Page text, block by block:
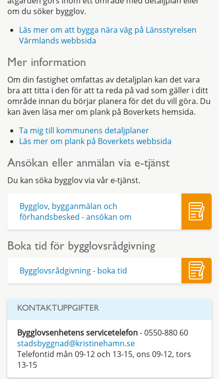
om du söker bygglov.
Läs mer om att bygga nära väg på Länsstyrelsen
Värmlands webbsida
Mer information
Om din fastighet omfattas av detaljplan kan det vara
bra att titta i den för att ta reda på vad som gäller i ditt
område innan du börjar planera för det du vill göra. Du
kan även läsa mer om plank på Boverkets hemsida.
Ta mig till kommunens detaljplaner
Läs mer om plank på Boverkets webbsida
Ansökan eller anmälan via e-tjänst
Du kan söka bygglov via vår e-tjänst.
Bygglov, bygganmälan och
förhandsbesked - ansökan om
Boka tid för bygglovsrådgivning
Bygglovsrådgivning - boka tid
KONTAKTUPPGIFTER
Bygglovsenhetens servicetelefon- 0550-880 60
stadsbyggnad@kristinehamn.se
Telefontid mån 09-12 och 13-15, ons 09-12, tors
13-15